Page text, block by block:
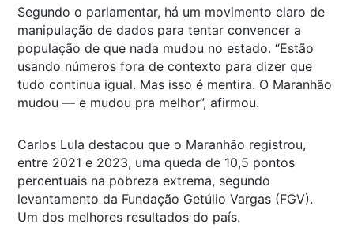
Segundo o parlamentar, há um movimento claro de
manipulação de dados para tentar convencer a
população de que nada mudou no estado. “Estão
usando números fora de contexto para dizer que
tudo continua igual. Mas isso é mentira. O Maranhão
mudou — e mudou pra melhor”, afirmou.
Carlos Lula destacou que o Maranhão registrou,
entre 2021 e 2023, uma queda de 10,5 pontos
percentuais na pobreza extrema, segundo
levantamento da Fundação Getúlio Vargas (FGV).
Um dos melhores resultados do país.